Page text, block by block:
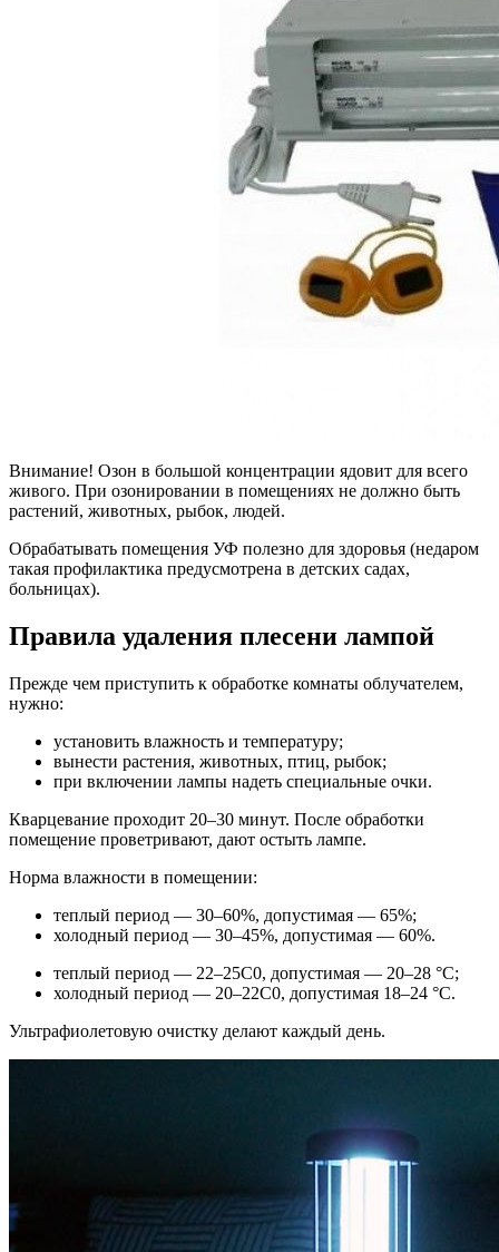
Внимание! Озон в большой концентрации ядовит для всего
живого. При озонировании в помещениях не должно быть
растений, животных, рыбок, людей.
Обрабатывать помещения УФ полезно для здоровья (недаром
такая профилактика предусмотрена в детских садах,
больницах).
Правила удаления плесени лампой
Прежде чем приступить к обработке комнаты облучателем,
нужно:
установить влажность и температуру;
вынести растения, животных, птиц, рыбок;
при включении лампы надеть специальные очки.
Кварцевание проходит 20–30 минут. После обработки
помещение проветривают, дают остыть лампе.
Норма влажности в помещении:
теплый период — 30–60%, допустимая — 65%;
холодный период — 30–45%, допустимая — 60%.
теплый период — 22–25C0, допустимая — 20–28 °C;
холодный период — 20–22C0, допустимая 18–24 °C.
Ультрафиолетовую очистку делают каждый день.